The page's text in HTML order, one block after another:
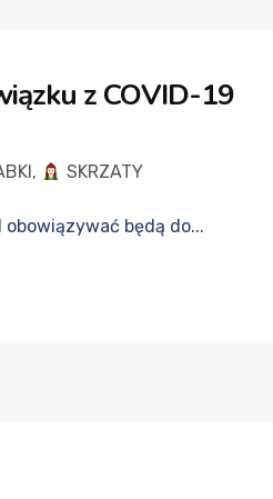
z COVID-19
, SKRZATY
obowiązywać będą do...